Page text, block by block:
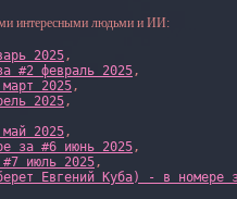
интересными людьми и ИИ:
2025,
#2 февраль 2025,
2025,
2025,
2025,
за #6 июнь 2025,
июль 2025,
Евгений Куба) - в номере